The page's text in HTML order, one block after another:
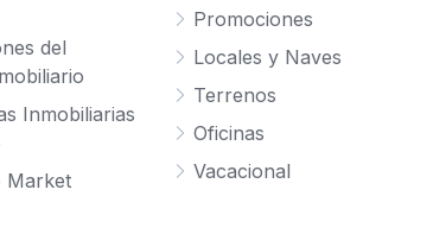
del
Inmobiliarias
Market
Promociones
Locales y Naves
Terrenos
Oficinas
Vacacional